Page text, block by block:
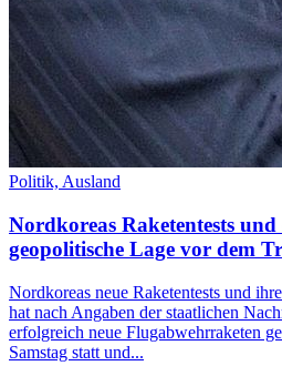
Politik, Ausland
Nordkoreas Raketentests
geopolitische Lage vor dem
Nordkoreas neue Raketentests und
hat nach Angaben der staatlichen
erfolgreich neue Flugabwehrraketen
Samstag statt und...